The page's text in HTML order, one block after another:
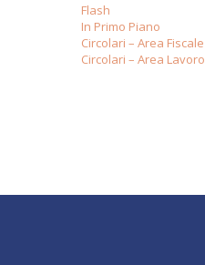
Flash
In Primo Piano
Circolari – Area Fiscale
Circolari – Area Lavoro